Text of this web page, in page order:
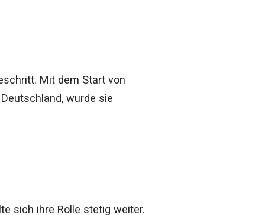
Mit dem Start von
wurde sie
sich ihre Rolle stetig weiter.